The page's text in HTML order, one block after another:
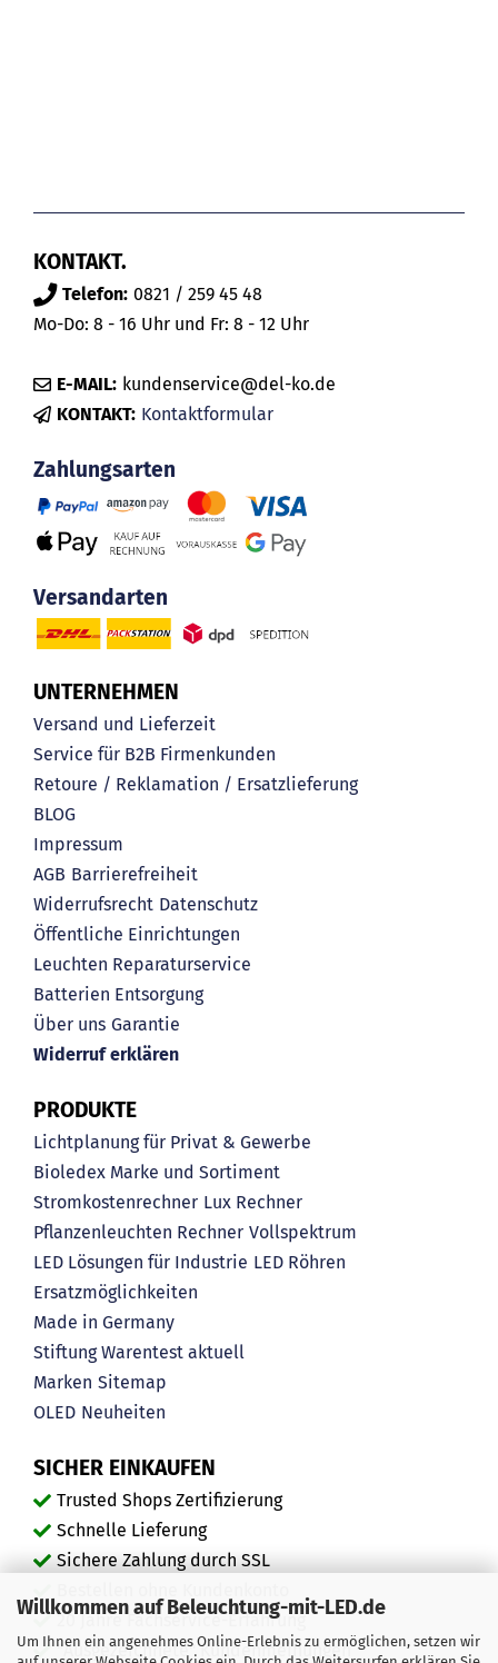
Willkommen auf Beleuchtung-mit-LED.de
Um Ihnen ein angenehmes Online-Erlebnis zu ermöglichen, setzen wir
KONTAKT.
Telefon: 0821 / 259 45 48
Mo-Do: 8 - 16 Uhr und Fr: 8 - 12 Uhr
E-MAIL: kundenservice@del-ko.de
KONTAKT: Kontaktformular
Zahlungsarten
Versandarten
UNTERNEHMEN
Versand und Lieferzeit
Service für B2B Firmenkunden
Retoure / Reklamation / Ersatzlieferung
BLOG
Impressum
AGB Barrierefreiheit
Widerrufsrecht Datenschutz
Öffentliche Einrichtungen
Leuchten Reparaturservice
Batterien Entsorgung
Über uns Garantie
Widerruf erklären
PRODUKTE
Lichtplanung für Privat & Gewerbe
Bioledex Marke und Sortiment
Stromkostenrechner Lux Rechner
Pflanzenleuchten Rechner Vollspektrum
LED Lösungen für Industrie LED Röhren
Ersatzmöglichkeiten
Made in Germany
Stiftung Warentest aktuell
Marken Sitemap
OLED Neuheiten
SICHER EINKAUFEN
Trusted Shops Zertifizierung
Schnelle Lieferung
Sichere Zahlung durch SSL
20 Jahre Fachservice-Erfahrung
"Ausgezeichnete" Kundenmeinungen